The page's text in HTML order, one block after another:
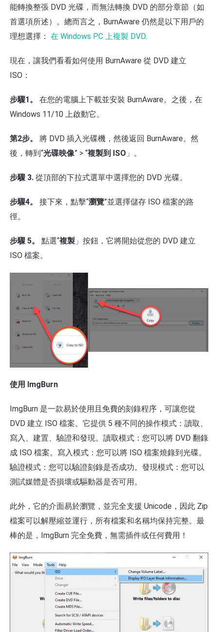
能轉換整張 DVD 光碟，而無法轉換 DVD 的部分章節（如
首選項所述）。總而言之，BurnAware 仍然是以下用戶的
理想選擇： 在 Windows PC 上複製 DVD.
現在，讓我們看看如何使用 BurnAware 從 DVD 建立
ISO：
步驟1。
在您的電腦上下載並安裝 BurnAware。之後，在
Windows 11/10 上啟動它。
第2步。
將 DVD 插入光碟機，然後返回 BurnAware。然
後，轉到“光碟映像” > “複製到 ISO 」。
步驟 3. 從頂部的下拉式選單中選擇您的 DVD 光碟。
步驟4。 接下來，點擊“瀏覽”並選擇儲存 ISO 檔案的路
徑。
步驟 5。 點選“複製 」按鈕，它將開始從您的 DVD 建立
ISO 檔案。
使用 ImgBurn
ImgBurn 是一款易於使用且免費的刻錄程序，可讓您從
DVD 建立 ISO 檔案。它提供 5 種不同的操作模式：讀取、
寫入、建置、驗證和發現。讀取模式：您可以將 DVD 翻錄
成 ISO 檔案。寫入模式：您可以將 ISO 檔案燒錄到光碟。
驗證模式：您可以驗證刻錄是否成功。發現模式：您可以
測試媒體是否損壞或驅動器是否可用。
此外，它的介面易於瀏覽，並完全支援 Unicode，因此 Zip
檔案可以解壓縮並運行，所有檔案和名稱均保持完整。最
棒的是，ImgBurn 完全免費，無需插件或任何費用！